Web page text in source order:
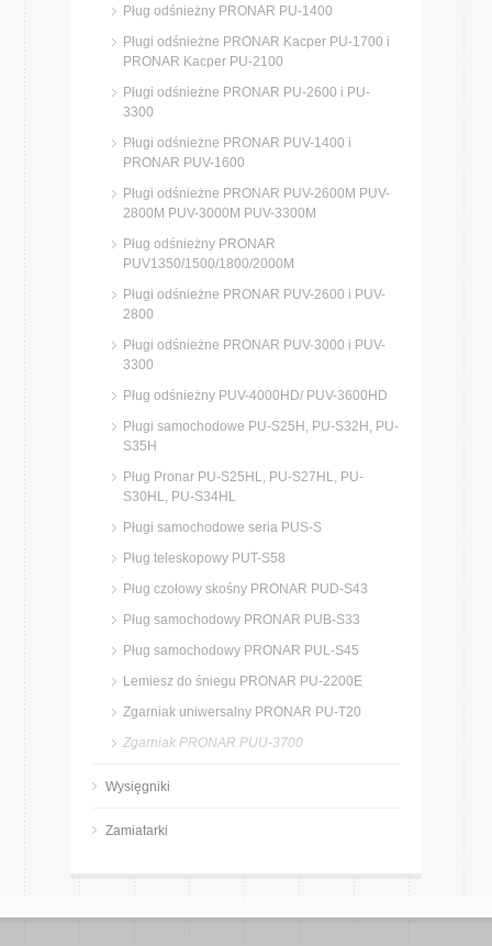
Pług odśnieżny PRONAR PU-1400
Pługi odśnieżne PRONAR Kacper PU-1700 i
PRONAR Kacper PU-2100
Pługi odśnieżne PRONAR PU-2600 i PU-
3300
Pługi odśnieżne PRONAR PUV-1400 i
PRONAR PUV-1600
Pługi odśnieżne PRONAR PUV-2600M PUV-
2800M PUV-3000M PUV-3300M
Pług odśnieżny PRONAR
PUV1350/1500/1800/2000M
Pługi odśnieżne PRONAR PUV-2600 i PUV-
2800
Pługi odśnieżne PRONAR PUV-3000 i PUV-
3300
Pług odśnieżny PUV-4000HD/ PUV-3600HD
Pługi samochodowe PU-S25H, PU-S32H, PU-
S35H
Pług Pronar PU-S25HL, PU-S27HL, PU-
S30HL, PU-S34HL
Pługi samochodowe seria PUS-S
Pług teleskopowy PUT-S58
Pług czołowy skośny PRONAR PUD-S43
Pług samochodowy PRONAR PUB-S33
Pług samochodowy PRONAR PUL-S45
Lemiesz do śniegu PRONAR PU-2200E
Zgarniak uniwersalny PRONAR PU-T20
Zgarniak PRONAR PUU-3700
Wysięgniki
Zamiatarki